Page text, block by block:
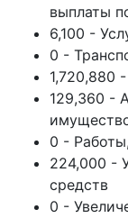
выплаты
6,100 -
0 -
1,720,880
129,360 -
0 -
224,000 -
средств
0 -